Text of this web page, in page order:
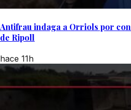
Antifrau indaga a Orriols por
de Ripoll
hace 11h